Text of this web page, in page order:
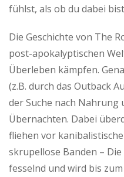
fühlst, als ob du dabei
Die Geschichte von The
post-apokalyptischen
Überleben kämpfen.
(z.B. durch das Outback
der Suche nach Nahrung
Übernachten. Dabei
fliehen vor
skrupellose Banden –
fesselnd und wird bis